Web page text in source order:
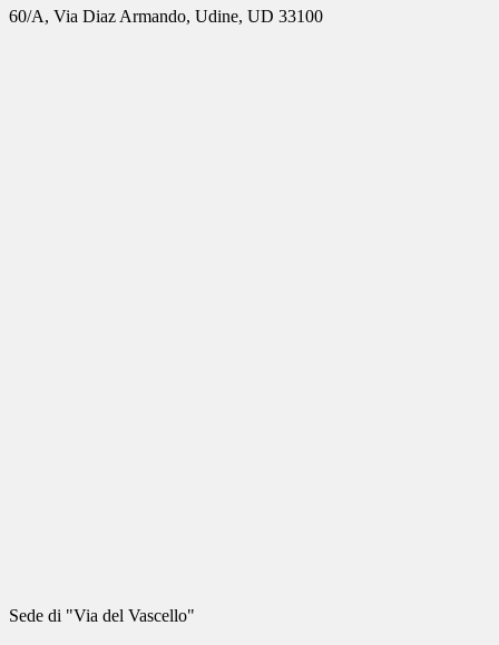
60/A, Via Diaz Armando, Udine, UD 33100
Sede di "Via del Vascello"